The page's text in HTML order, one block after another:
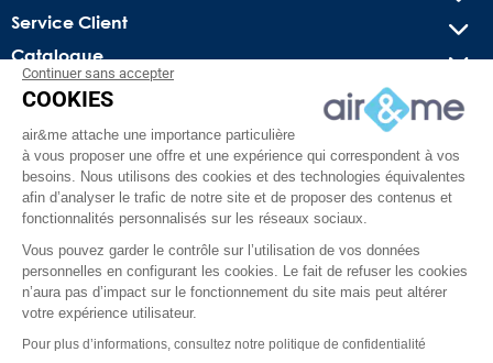
Service Client
Catalogue
Recevez nos offres spéciales !
Conseils pratiques, bons plans exclusifs et actus sur l’air
intérieur. Pas de spam, juré !
FacebookYouTubePinterestInstagramTikTok
Continuer sans accepter
COOKIES
air&me attache une importance particulière
à vous proposer une offre et une expérience qui correspondent à vos
besoins. Nous utilisons des cookies et des technologies équivalentes
afin d’analyser le trafic de notre site et de proposer des contenus et
fonctionnalités personnalisés sur les réseaux sociaux.
Vous pouvez garder le contrôle sur l’utilisation de vos données
personnelles en configurant les cookies. Le fait de refuser les cookies
n’aura pas d’impact sur le fonctionnement du site mais peut altérer
votre expérience utilisateur.
Pour plus d’informations, consultez notre politique de confidentialité